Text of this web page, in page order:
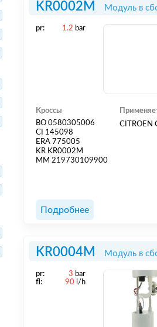
KR0002M Модуль в
pr: 1.2 bar
Кроссы
BO 0580305006
CI 145098
ERA 775005
KR KR0002M
MM 219730109900
Подробнее
KR0004M Модуль в
pr: 3 bar
fl:
90 l/h